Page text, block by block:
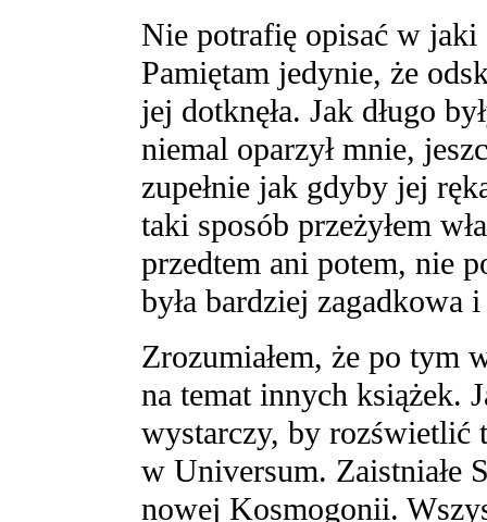
Nie potrafię opisać w jaki
Pamiętam jedynie, że
jej dotknęła. Jak długo
niemal oparzył mnie,
zupełnie jak gdyby jej
taki sposób przeżyłem
przedtem ani potem, nie
była bardziej
Zrozumiałem, że po tym
na temat innych książek.
wystarczy, by rozświetlić
w Universum. Zaistniałe
nowej Kosmogonii.